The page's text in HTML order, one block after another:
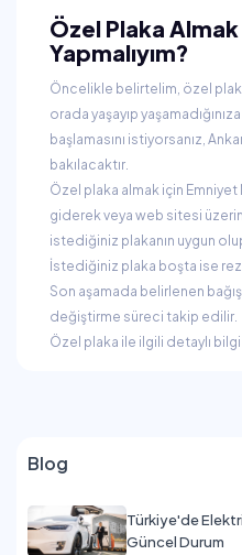
Özel Plaka
Yapmalıyım?
Öncelikle belirtelim, özel
orada yaşayıp
başlamasını istiyorsanız,
bakılacaktır.
Özel plaka almak için
giderek veya web sitesi
istediğiniz plakanın uygun
İstediğiniz plaka boşta ise
Son aşamada belirlenen
değiştirme süreci takip edilir.
Özel plaka ile ilgili detaylı bilgi
Blog
Türkiye'de
Güncel Durum